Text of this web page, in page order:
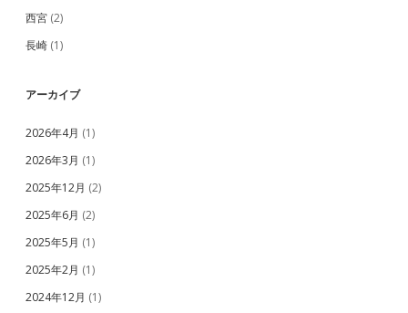
西宮 (2)
長崎 (1)
アーカイブ
2026年4月 (1)
2026年3月 (1)
2025年12月 (2)
2025年6月 (2)
2025年5月 (1)
2025年2月 (1)
2024年12月 (1)